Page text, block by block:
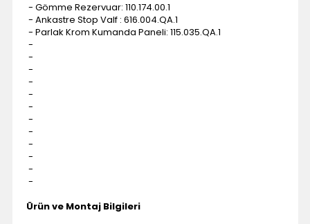
- Gömme Rezervuar: 110.174.00.1
- Ankastre Stop Valf : 616.004.QA.1
- Parlak Krom Kumanda Paneli: 115.035.QA.1
-
-
-
-
-
-
-
-
-
-
-
-
Ürün ve Montaj Bilgileri